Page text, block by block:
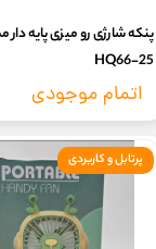
HQ66-25
اتمام موجودی
پرتابل و کاربردی